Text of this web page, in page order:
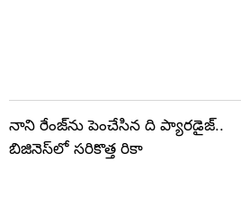
నాని రేంజ్‌ను పెంచేసిన ది ప్యారడైజ్..
బిజినెస్‌లో సరికొత్త రికా